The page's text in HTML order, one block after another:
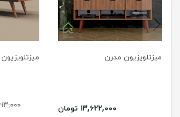
میزتلویزیون مدرن
۱۳,۶۲۲,۰۰۰ تومان
previus